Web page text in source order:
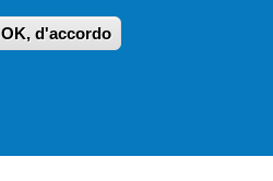
OK, d'accordo
RICERCA